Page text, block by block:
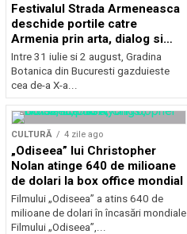
Festivalul Strada Armeneasca
deschide portile catre
Armenia prin arta, dialog si
patrimoniu, intre 31 iulie si 2
august, la Gradina Botanica din
Bucuresti
Intre 31 iulie si 2 august, Gradina
Botanica din Bucuresti gazduieste
cea de-a X-a...
CULTURĂ 4 zile ago
„Odiseea” lui Christopher
Nolan atinge 640 de milioane
de dolari la box office mondial
Filmului „Odiseea” a atins 640 de
milioane de dolari în încasări mondiale
Filmului „Odiseea”,...